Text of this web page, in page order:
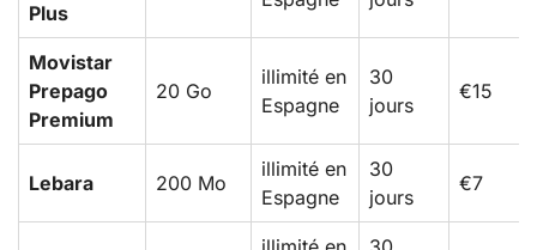
Plus
Movistar
Prepago
Premium
20 Go
illimité en
Espagne
30
jours
€15
Lebara 200 Mo
illimité en
Espagne
30
jours
€7